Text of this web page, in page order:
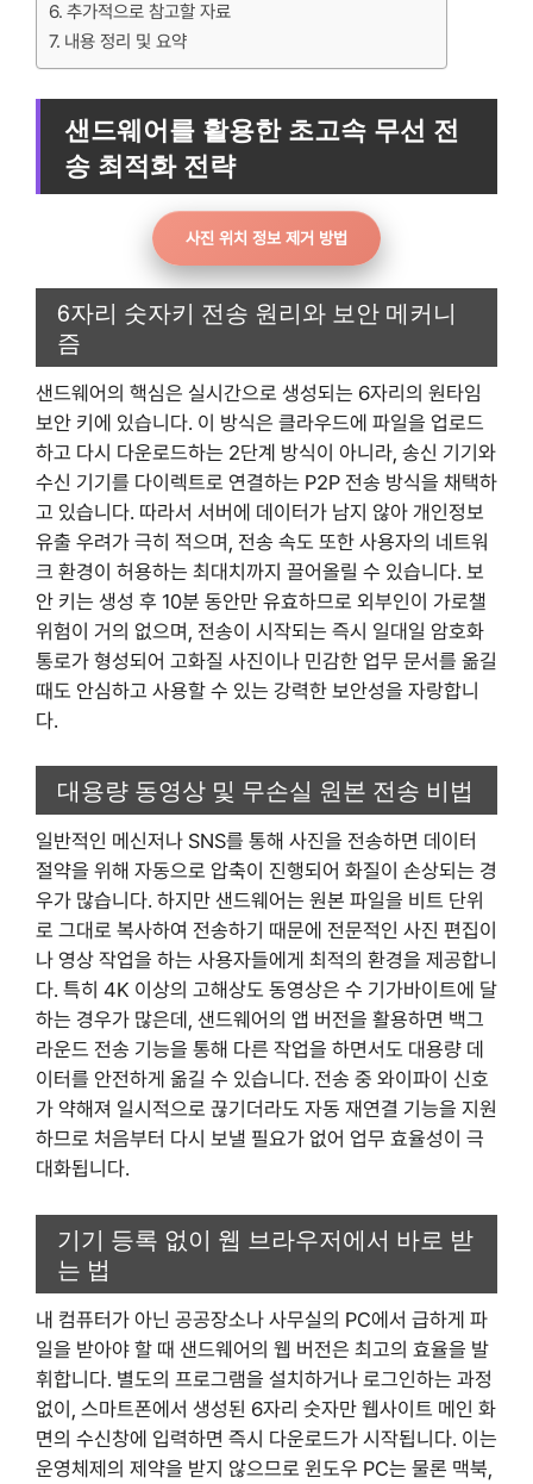
추가적으로 참고할 자료
내용 정리 및 요약
샌드웨어를 활용한 초고속 무선 전
송 최적화 전략
사진 위치 정보 제거 방법
6자리 숫자키 전송 원리와 보안 메커니
즘
샌드웨어의 핵심은 실시간으로 생성되는 6자리의 원타임
보안 키에 있습니다. 이 방식은 클라우드에 파일을 업로드
하고 다시 다운로드하는 2단계 방식이 아니라, 송신 기기와
수신 기기를 다이렉트로 연결하는 P2P 전송 방식을 채택하
고 있습니다. 따라서 서버에 데이터가 남지 않아 개인정보
유출 우려가 극히 적으며, 전송 속도 또한 사용자의 네트워
크 환경이 허용하는 최대치까지 끌어올릴 수 있습니다. 보
안 키는 생성 후 10분 동안만 유효하므로 외부인이 가로챌
위험이 거의 없으며, 전송이 시작되는 즉시 일대일 암호화
통로가 형성되어 고화질 사진이나 민감한 업무 문서를 옮길
때도 안심하고 사용할 수 있는 강력한 보안성을 자랑합니
다.
대용량 동영상 및 무손실 원본 전송 비법
일반적인 메신저나 SNS를 통해 사진을 전송하면 데이터
절약을 위해 자동으로 압축이 진행되어 화질이 손상되는 경
우가 많습니다. 하지만 샌드웨어는 원본 파일을 비트 단위
로 그대로 복사하여 전송하기 때문에 전문적인 사진 편집이
나 영상 작업을 하는 사용자들에게 최적의 환경을 제공합니
다. 특히 4K 이상의 고해상도 동영상은 수 기가바이트에 달
하는 경우가 많은데, 샌드웨어의 앱 버전을 활용하면 백그
라운드 전송 기능을 통해 다른 작업을 하면서도 대용량 데
이터를 안전하게 옮길 수 있습니다. 전송 중 와이파이 신호
가 약해져 일시적으로 끊기더라도 자동 재연결 기능을 지원
하므로 처음부터 다시 보낼 필요가 없어 업무 효율성이 극
대화됩니다.
기기 등록 없이 웹 브라우저에서 바로 받
는 법
내 컴퓨터가 아닌 공공장소나 사무실의 PC에서 급하게 파
일을 받아야 할 때 샌드웨어의 웹 버전은 최고의 효율을 발
휘합니다. 별도의 프로그램을 설치하거나 로그인하는 과정
없이, 스마트폰에서 생성된 6자리 숫자만 웹사이트 메인 화
면의 수신창에 입력하면 즉시 다운로드가 시작됩니다. 이는
운영체제의 제약을 받지 않으므로 윈도우 PC는 물론 맥북,